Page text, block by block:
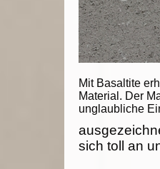
Mit Basaltite
Material. Der
unglaubliche
sich toll an